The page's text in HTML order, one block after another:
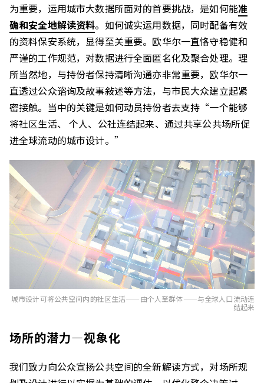
为重要，运用城市大数据所面对的首要挑战，是如何能准
确和安全地解读资料。如何诚实运用数据，同时配备有效
的资料保安系统，显得至关重要。欧华尔一直恪守稳健和
严谨的工作规范，对数据进行全面匿名化及聚合处理。理
所当然地，与持份者保持清晰沟通亦非常重要，欧华尔一
直透过公众谘询及故事敍述等方法，与市民大众建立起紧
密接触。当中的关键是如何动员持份者去支持“一个能够
将社区生活、 个人、公社连结起来、通过共享公共场所促
进全球流动的城市设计。”
城市设计可将公共空间内的社区生活——由个人至群体——与全球人口流动连
结起来
场所的潜力—视象化
我们致力向公众宣扬公共空间的全新解读方式，对场所规